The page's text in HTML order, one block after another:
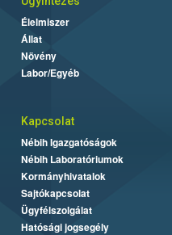
Élelmiszer
Állat
Növény
Labor/Egyéb
Kapcsolat
Nébih Igazgatóságok
Nébih Laboratóriumok
Kormányhivatalok
Sajtókapcsolat
Ügyfélszolgálat
Hatósági jogsegély